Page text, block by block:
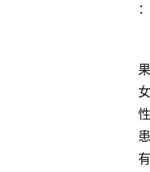
：
果
女
性
患
有